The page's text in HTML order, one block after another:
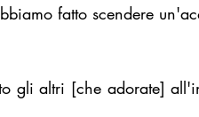
fatto scendere
gli altri [che adorate]